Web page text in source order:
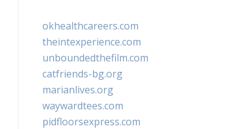
okhealthcareers.com
theintexperience.com
unboundedthefilm.com
catfriends-bg.org
marianlives.org
waywardtees.com
pidfloorsexpress.com